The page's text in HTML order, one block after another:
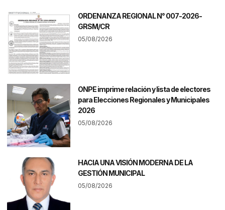
ORDENANZA REGIONAL N° 007-2026-
GRSM/CR
05/08/2026
ONPE imprime relación y lista de electores
para Elecciones Regionales y Municipales
2026
05/08/2026
HACIA UNA VISIÓN MODERNA DE LA
GESTIÓN MUNICIPAL
05/08/2026